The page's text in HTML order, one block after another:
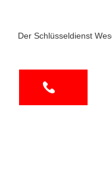
Der Schlüsseldienst